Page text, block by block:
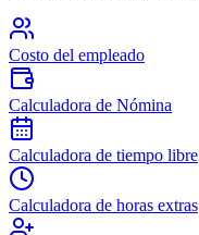
Costo del empleado
Calculadora de Nómina
Calculadora de tiempo libre
Calculadora de horas extras